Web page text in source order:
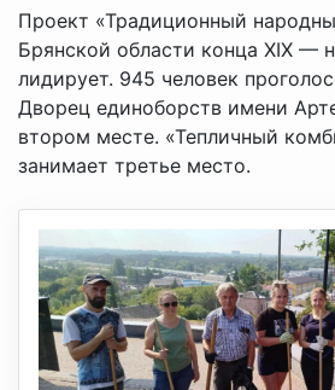
Проект «Традиционный
Брянской области конца XIX —
лидирует. 945 человек
Дворец единоборств имени
втором месте. «Тепличный
занимает третье место.